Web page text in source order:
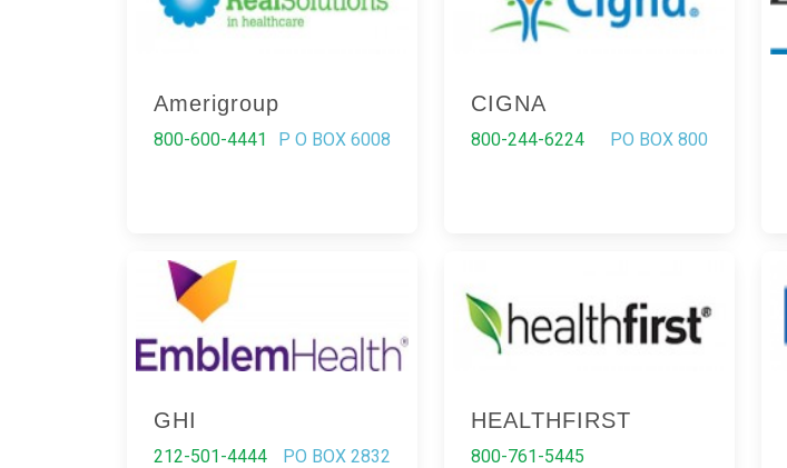
Amerigroup
800-600-4441 P O BOX 6008
CIGNA
800-244-6224 PO BOX 800
GHI
212-501-4444 PO BOX 2832
HEALTHFIRST
800-761-5445